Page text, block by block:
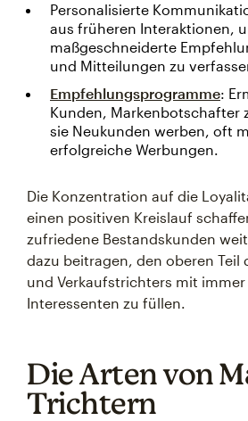
Personalisierte
aus früheren Interaktionen,
maßgeschneiderte
und Mitteilungen zu
Empfehlungsprogramme:
Kunden, Markenbotschafter
sie Neukunden werben, oft
erfolgreiche Werbungen.
Die Konzentration auf die
einen positiven Kreislauf
zufriedene Bestandskunden
dazu beitragen, den oberen Teil
und Verkaufstrichters mit immer
Interessenten zu füllen.
Die Arten von
Trichtern